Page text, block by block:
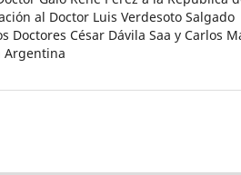
al Doctor Luis Verdesoto Salgado
Doctores César Dávila Saa y Carlos
Argentina